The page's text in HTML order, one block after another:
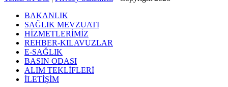
BAKANLIK
SAĞLIK MEVZUATI
HİZMETLERİMİZ
REHBER-KILAVUZLAR
E-SAĞLIK
BASIN ODASI
ALIM TEKLİFLERİ
İLETİŞİM